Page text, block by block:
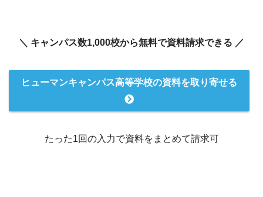
＼ キャンパス数1,000校から無料で資料請求できる ／
ヒューマンキャンパス高等学校の資料を取り寄せる
たった1回の入力で資料をまとめて請求可